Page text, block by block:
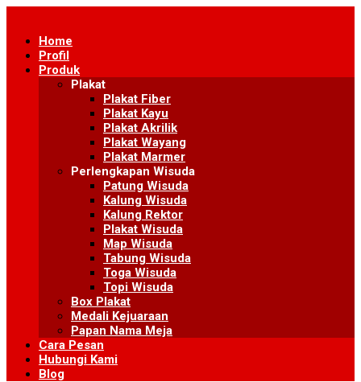
contentHome
Profil
Produk
Plakat
Plakat Fiber
Plakat Kayu
Plakat Akrilik
Plakat Wayang
Plakat Marmer
Perlengkapan Wisuda
Patung Wisuda
Kalung Wisuda
Kalung Rektor
Plakat Wisuda
Map Wisuda
Tabung Wisuda
Toga Wisuda
Topi Wisuda
Box Plakat
Medali Kejuaraan
Papan Nama Meja
Cara Pesan
Hubungi Kami
Blog